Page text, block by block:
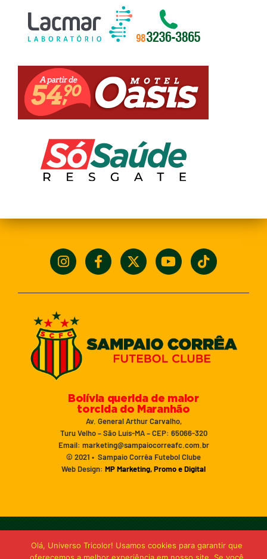
Bolívia querida de maior
torcida do Maranhão
Av. General Arthur Carvalho,
Turu Velho – São Luís-MA – CEP: 65066-320
Email: marketing@sampaiocorreafc.com.br
© 2021 • Sampaio Corrêa Futebol Clube
Web Design: MP Marketing, Promo e Digital
Olá, Universo Tricolor! Usamos cookies para garantir que